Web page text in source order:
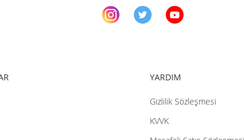
Gönder
YARDIM
Gizlilik Sözleşmesi
KVVK